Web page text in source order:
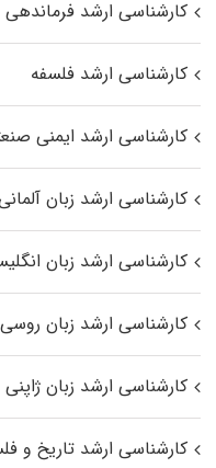
کارشناسی ارشد
کارشناسی ارشد فلسفه
کارشناسی ارشد ایمنی
کارشناسی ارشد زبان
کارشناسی ارشد زبان
کارشناسی ارشد زبان روسی
کارشناسی ارشد زبان ژاپنی
کارشناسی ارشد تاریخ و